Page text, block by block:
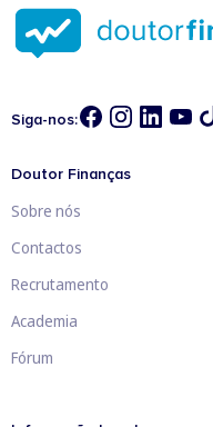
Siga-nos:
Doutor Finanças
Sobre nós
Contactos
Recrutamento
Academia
Fórum